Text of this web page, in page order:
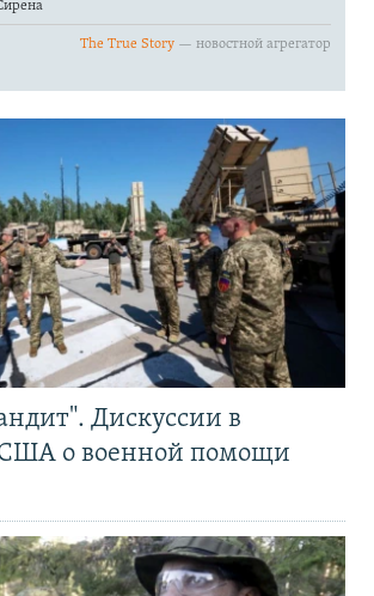
Дискуссии в
США о военной помощи